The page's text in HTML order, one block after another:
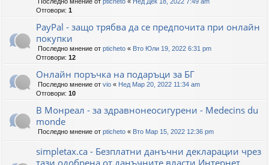
Отговори: 1
PayPal - защо трябва да се предпочита при онлайн
покупки
Последно мнение от pticheto « Вто Юли 19, 2022 6:31 pm
Отговори: 12
Онлайн поръчка на подаръци за БГ
Последно мнение от vio « Нед Мар 20, 2022 11:34 am
Отговори: 10
В Монреал - за здравнонеосигурени - Medecins du
monde
Последно мнение от pticheto « Вто Мар 15, 2022 12:36 pm
simpletax.ca - Безплатни данъчни декларации чрез